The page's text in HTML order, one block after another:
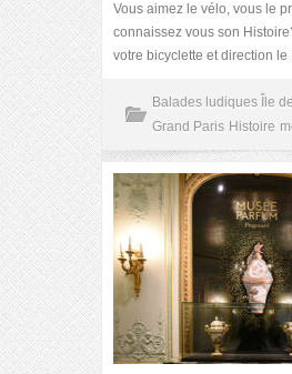
Vous aimez le vélo, vous le
connaissez vous son
votre bicyclette et direction le
Balades ludiques Île
Grand Paris Histoire